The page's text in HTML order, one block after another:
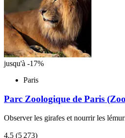
jusqu'à -17%
Paris
Parc Zoologique de Paris
Observer les girafes et nourrir les
4,5 (5 273)